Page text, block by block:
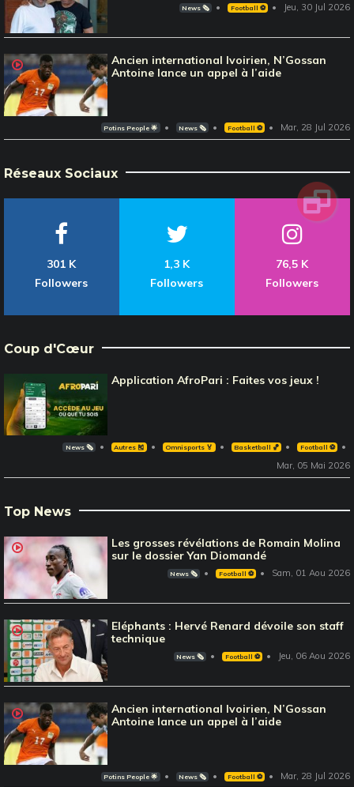
News 🗞️ Football ⚽️ Jeu, 30 Jul 2026
Ancien international Ivoirien, N’Gossan
Antoine lance un appel à l’aide
Potins People 🌟 News 🗞️ Football ⚽️ Mar, 28 Jul 2026
Réseaux Sociaux
301 K
Followers
1,3 K
Followers
76,5 K
Followers
Coup d'Cœur
Application AfroPari : Faites vos jeux !
News 🗞️ Autres 🎽 Omnisports 🏅 Basketball 🏀 Football ⚽️
Mar, 05 Mai 2026
Top News
Les grosses révélations de Romain Molina
sur le dossier Yan Diomandé
News 🗞️ Football ⚽️ Sam, 01 Aou 2026
Eléphants : Hervé Renard dévoile son staff
technique
News 🗞️ Football ⚽️ Jeu, 06 Aou 2026
Ancien international Ivoirien, N’Gossan
Antoine lance un appel à l’aide
Potins People 🌟 News 🗞️ Football ⚽️ Mar, 28 Jul 2026